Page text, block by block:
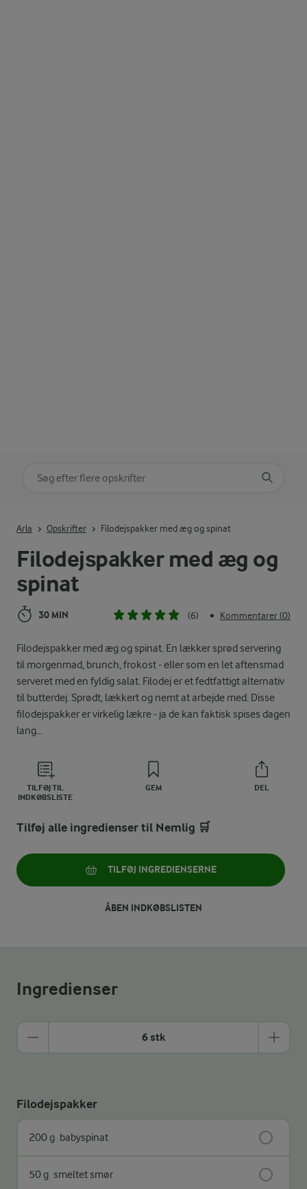
Filodejspakker med æg og
spinat
30 MIN (6) • Kommentarer (0)
Filodejspakker med æg og spinat. En lækker sprød servering
til morgenmad, brunch, frokost - eller som en let aftensmad
serveret med en fyldig salat. Filodej er et fedtfattigt alternativ
til butterdej. Sprødt, lækkert og nemt at arbejde med. Disse
filodejspakker er virkelig lækre - ja de kan faktisk spises dagen
lang...
TILFØJ TIL
INDKØBSLISTE
GEM DEL
Arla Opskrifter Filodejspakker med æg og spinat
Tilføj alle ingredienser til Nemlig 🛒
TILFØJ INGREDIENSERNE
ÅBEN INDKØBSLISTEN
Ingredienser
6 stk
Filodejspakker
200 g babyspinat
50 g smeltet smør
Søg på kategori